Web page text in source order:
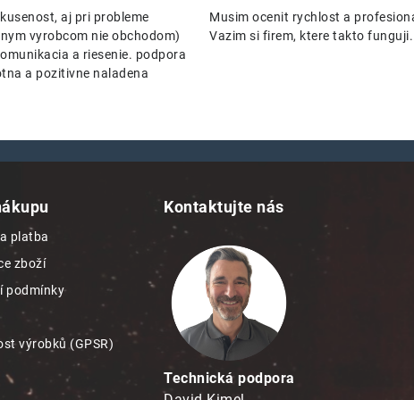
aj pri probleme
vyrobcom nie obchodom)
a riesenie. podpora
a pozitivne naladena
Musim ocenit rychlost a
Vazim si firem, ktere takto funguji.
platba
zboží
podmínky
výrobků (GPSR)
Kontaktujte nás
Technická podpora